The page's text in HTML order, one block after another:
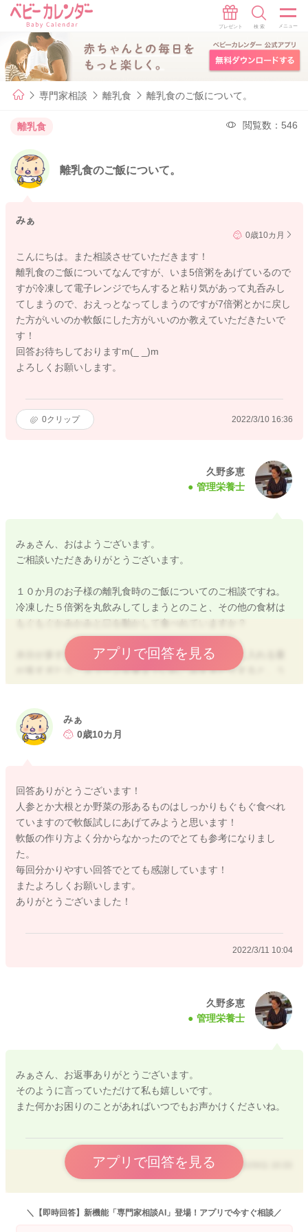
専門家相談 離乳食 離乳食のご飯について。
離乳食 閲覧数：546
離乳食のご飯について。
みぁ
0歳10カ月
こんにちは。また相談させていただきます！
離乳食のご飯についてなんですが、いま5倍粥をあげているので
すが冷凍して電子レンジでちんすると粘り気があって丸呑みし
てしまうので、おえっとなってしまうのですが7倍粥とかに戻し
た方がいいのか軟飯にした方がいいのか教えていただきたいで
す！
回答お待ちしておりますm(_ _)m
よろしくお願いします。
0クリップ 2022/3/10 16:36
久野多恵
管理栄養士
みぁさん、おはようございます。
ご相談いただきありがとうございます。
１０か月のお子様の離乳食時のご飯についてのご相談ですね。
冷凍した５倍粥を丸飲みしてしまうとのこと、その他の食材は
もぐもぐかみかみと口を動かして食べれていますか？
水分が多すぎたり、食べずらさを感じたり、口の中に入れる量
が多すぎたり、スプーンを奥までいれこみすぎたりすると、う
まく咀嚼できずに丸飲みになることがあります。
その他の食材でもぐもぐかみかみができているお子様でした
ら、月齢並みの口腔発達は促されていると思いますので、軟飯
えてレンジで加熱することで軟飯が出来上がります。
【軟飯◎電子レンジで◎】
https://baby-calendar.jp/recipe/4088
軟飯でも食べずらい場合は、また水分を足したりし、お子様が
食べやすいようにいろいろと変化させて様子をみてあげつつ水
分量を加減してあげられると良いですね。
アプリで回答を見る
みぁ
0歳10カ月
回答ありがとうございます！
人参とか大根とか野菜の形あるものはしっかりもぐもぐ食べれ
ていますので軟飯試しにあげてみようと思います！
軟飯の作り方よく分からなかったのでとても参考になりまし
た。
毎回分かりやすい回答でとても感謝しています！
またよろしくお願いします。
ありがとうございました！
2022/3/11 10:04
久野多恵
管理栄養士
みぁさん、お返事ありがとうございます。
そのように言っていただけて私も嬉しいです。
また何かお困りのことがあればいつでもお声かけくださいね。
アプリで回答を見る 2022/3/11 10:33
＼【即時回答】新機能「専門家相談AI」登場！アプリで今すぐ相談／